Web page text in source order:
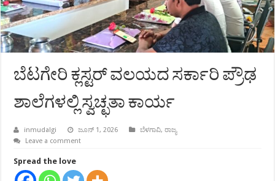
ಬೆಟಗೇರಿ ಕ್ಲಸ್ಟರ್ ವಲಯದ ಸರ್ಕಾರಿ ಪ್ರೌಢ
ಶಾಲೆಗಳಲ್ಲಿ ಸ್ವಚ್ಛತಾ ಕಾರ್ಯ
inmudalgi ಜೂನ್ 1, 2026 ಬೆಳಗಾವಿ,ರಾಜ್ಯ
Leave a comment
Spread the love